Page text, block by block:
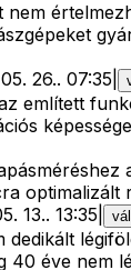
nem
26.. 07:35
említett
optimalizált
13.. 13:35
dedikált
40 éve nem